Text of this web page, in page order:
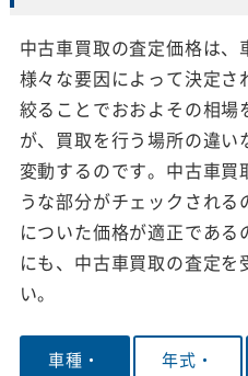
中古車買取の査定価格は
様々な要因によって決定さ
絞ることでおおよその相場
が、買取を行う場所の違
変動するのです。中古車
うな部分がチェックされ
についた価格が適正であ
にも、中古車買取の査定
い。
車種・
年式・